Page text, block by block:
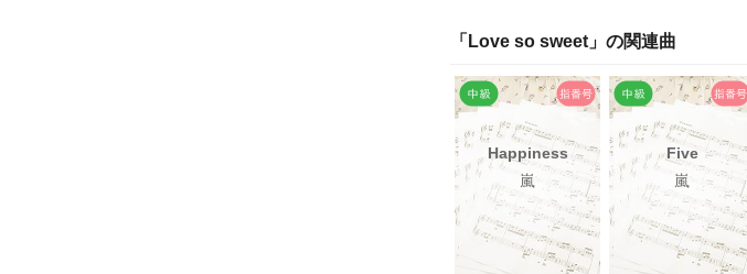
「 Love so sweet 」の関連曲
Happiness
嵐
Five
嵐